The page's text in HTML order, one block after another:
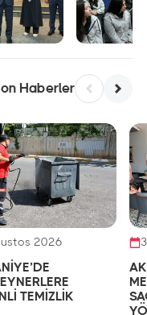
Haberler
2026
TEMİZLİK